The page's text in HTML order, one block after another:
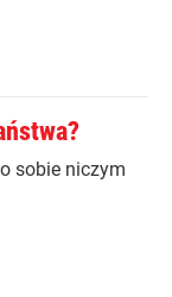
sobie niczym